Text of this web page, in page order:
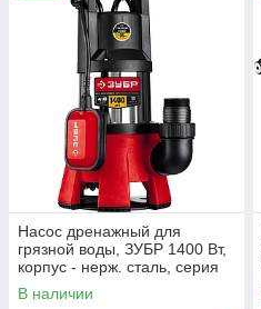
Насос дренажный для
грязной воды, ЗУБР 1400 Вт,
корпус - нерж. сталь, серия
"Мастер" (НПГ-М3-1400-С)
В наличии